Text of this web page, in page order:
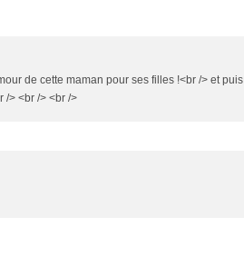
de cette maman pour ses filles !<br /> et puis
/> <br /> <br />